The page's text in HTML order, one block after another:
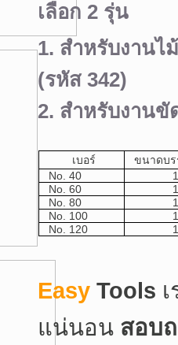
เลือก 2 รุ่น
1. สำหรับงานไ
(รหัส 342)
2. สำหรับงานขั
เบอร์
ขนาดบ
No. 40
No. 60
No. 80
No. 100
No. 120
Easy Tools
แน่นอน สอบ